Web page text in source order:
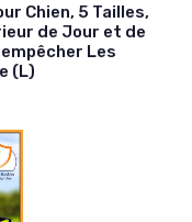
Chien, 5 Tailles,
de Jour et de
Les
(L)